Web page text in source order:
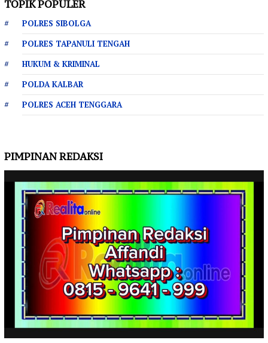
TOPIK POPULER
POLRES SIBOLGA
POLRES TAPANULI TENGAH
HUKUM & KRIMINAL
POLDA KALBAR
POLRES ACEH TENGGARA
PIMPINAN REDAKSI